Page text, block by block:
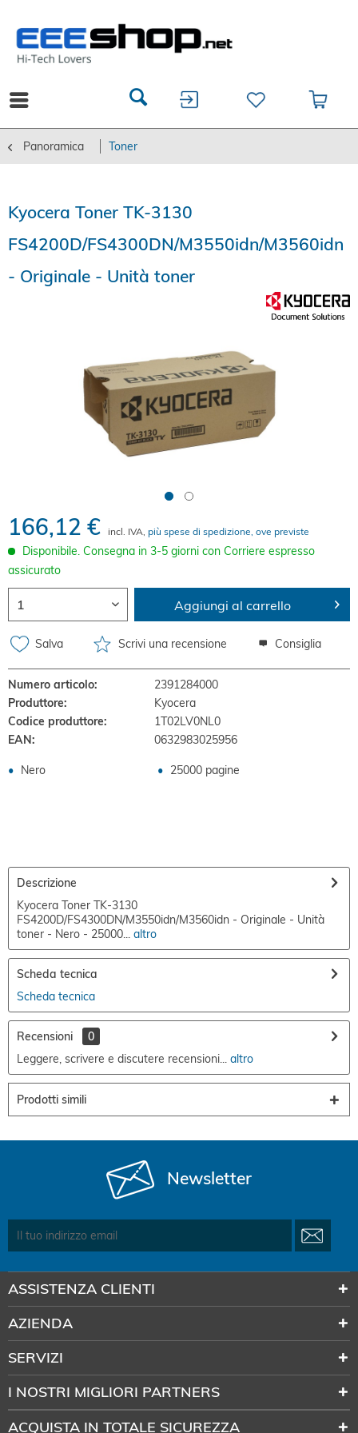
Panoramica Toner
Kyocera Toner TK-3130
FS4200D/FS4300DN/M3550idn/M3560idn
- Originale - Unità toner
166,12 € incl. IVA, più spese di spedizione, ove previste
Disponibile. Consegna in 3-5 giorni con Corriere espresso
assicurato
Aggiungi al carrello
Salva Scrivi una recensione Consiglia
Numero articolo:
2391284000
Produttore:
Kyocera
Codice produttore:
1T02LV0NL0
EAN:
0632983025956
Nero 25000 pagine
Descrizione
Kyocera Toner TK-3130
FS4200D/FS4300DN/M3550idn/M3560idn - Originale - Unità
toner - Nero - 25000... altro
Scheda tecnica
Scheda tecnica
Recensioni
0
Leggere, scrivere e discutere recensioni... altro
Prodotti simili
Newsletter
ASSISTENZA CLIENTI
AZIENDA
SERVIZI
I NOSTRI MIGLIORI PARTNERS
ACQUISTA IN TOTALE SICUREZZA